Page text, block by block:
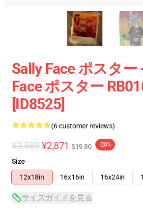
Sally Face ポスター
Face ポスター
[ID8525]
(6 customer reviews)
¥3,589 ¥2,871 $19.80 -20%
Size
12x18in
16x16in 16x24in
サイズガイドを見る